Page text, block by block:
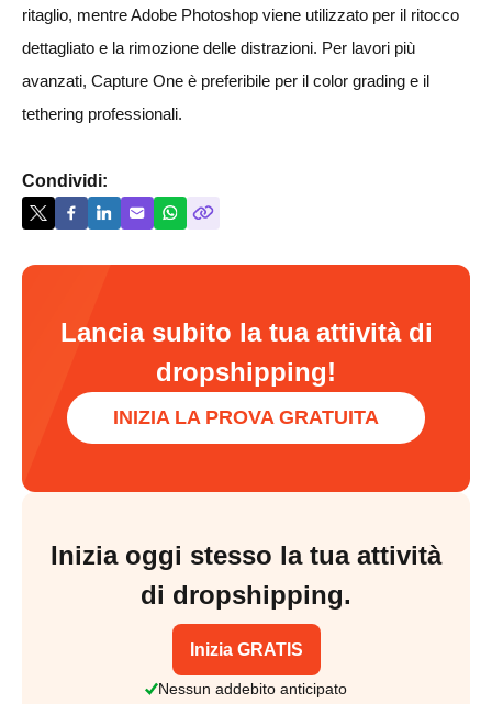
ritaglio, mentre Adobe Photoshop viene utilizzato per il ritocco
dettagliato e la rimozione delle distrazioni. Per lavori più
avanzati, Capture One è preferibile per il color grading e il
tethering professionali.
Condividi:
Lancia subito la tua attività di
dropshipping!
INIZIA LA PROVA GRATUITA
Inizia oggi stesso la tua attività
di dropshipping.
Inizia GRATIS
Nessun addebito anticipato